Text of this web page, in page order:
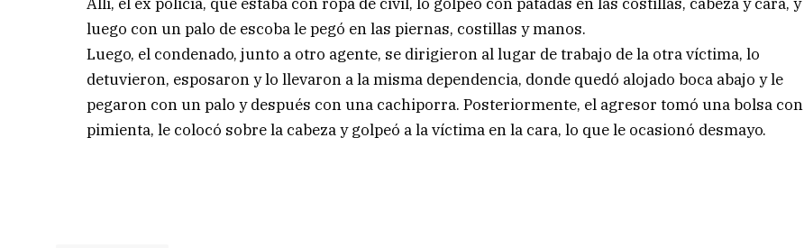
luego con un palo de escoba le pegó en las piernas, costillas y manos.
Luego, el condenado, junto a otro agente, se dirigieron al lugar de trabajo de la otra víctima, lo
detuvieron, esposaron y lo llevaron a la misma dependencia, donde quedó alojado boca abajo y le
pegaron con un palo y después con una cachiporra. Posteriormente, el agresor tomó una bolsa con
pimienta, le colocó sobre la cabeza y golpeó a la víctima en la cara, lo que le ocasionó desmayo.